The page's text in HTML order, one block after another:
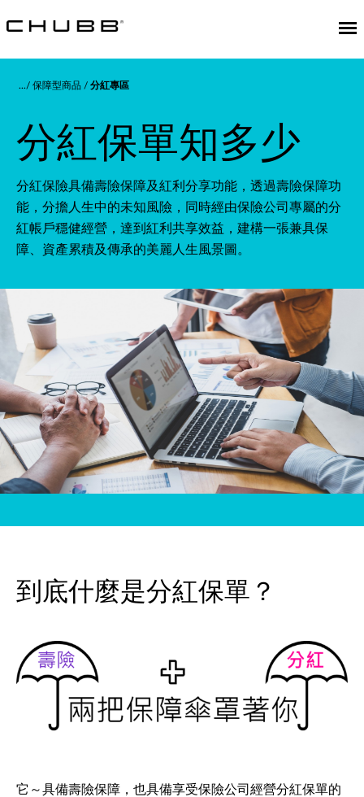
保障型商品 分紅專區
分紅保單知多少
分紅保險具備壽險保障及紅利分享功能，透過壽險保障功
能，分擔人生中的未知風險，同時經由保險公司專屬的分
紅帳戶穩健經營，達到紅利共享效益，建構一張兼具保
障、資產累積及傳承的美麗人生風景圖。
到底什麼是分紅保單？
它～具備壽險保障，也具備享受保險公司經營分紅保單的